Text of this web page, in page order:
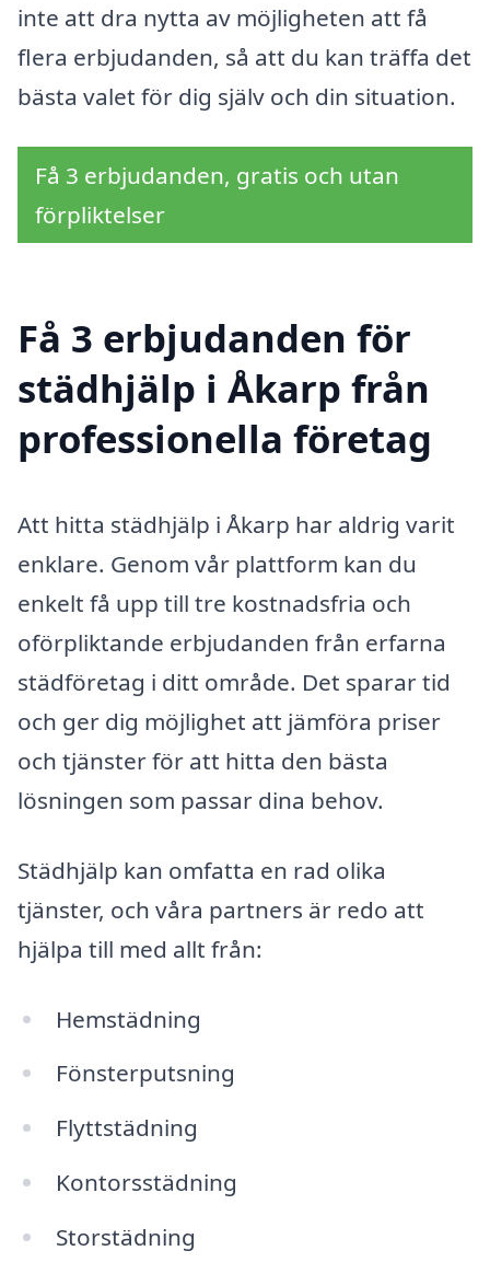
inte att dra nytta av möjligheten att få
flera erbjudanden, så att du kan träffa det
bästa valet för dig själv och din situation.
Få 3 erbjudanden, gratis och utan
förpliktelser
Få 3 erbjudanden för
städhjälp i Åkarp från
professionella företag
Att hitta städhjälp i Åkarp har aldrig varit
enklare. Genom vår plattform kan du
enkelt få upp till tre kostnadsfria och
oförpliktande erbjudanden från erfarna
städföretag i ditt område. Det sparar tid
och ger dig möjlighet att jämföra priser
och tjänster för att hitta den bästa
lösningen som passar dina behov.
Städhjälp kan omfatta en rad olika
tjänster, och våra partners är redo att
hjälpa till med allt från:
Hemstädning
Fönsterputsning
Flyttstädning
Kontorsstädning
Storstädning